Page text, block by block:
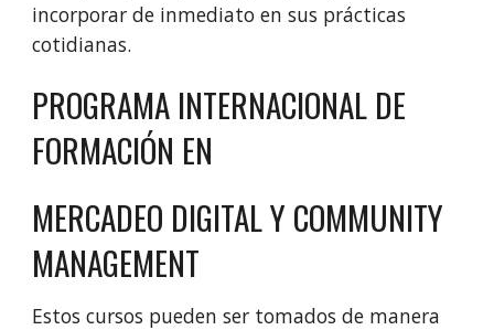
incorporar de inmediato en sus prácticas
cotidianas.
PROGRAMA INTERNACIONAL DE
FORMACIÓN EN
MERCADEO DIGITAL Y COMMUNITY
MANAGEMENT
Estos cursos pueden ser tomados de manera